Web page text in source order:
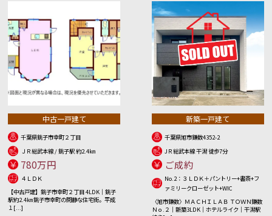
中古一戸建て
千葉県銚子市幸町２丁目
ＪＲ総武本線 / 銚子駅 約2.4㎞
780万円
４ＬＤＫ
【中古戸建】銚子市幸町２丁目 4LDK｜銚子
駅約2.4㎞ 銚子市幸町の閑静な住宅街。平成
１[...]
新築一戸建て
千葉県旭市鎌数4352-2
JＲ総武本線 干潟 徒歩7分
ご成約
No.2：３ＬＤＫ＋パントリー+書斎+フ
ァミリークローゼット+WIC
〈旭市鎌数〉ＭＡＣＨＩＬＡＢ ＴＯＷＮ鎌数
Ｎｏ.２｜新築3LDK｜ホテルライク｜干潟駅